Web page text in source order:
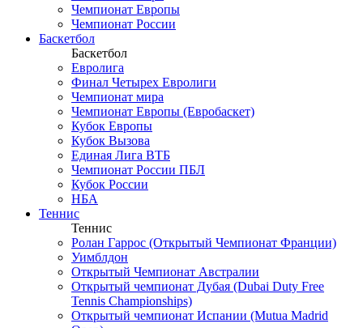
Чемпионат Европы
Чемпионат России
Баскетбол
Баскетбол
Евролига
Финал Четырех Евролиги
Чемпионат мира
Чемпионат Европы (Евробаскет)
Кубок Европы
Кубок Вызова
Единая Лига ВТБ
Чемпионат России ПБЛ
Кубок России
НБА
Теннис
Теннис
Ролан Гаррос (Открытый Чемпионат Франции)
Уимблдон
Открытый Чемпионат Австралии
Открытый чемпионат Дубая (Dubai Duty Free
Tennis Championships)
Открытый чемпионат Испании (Mutua Madrid